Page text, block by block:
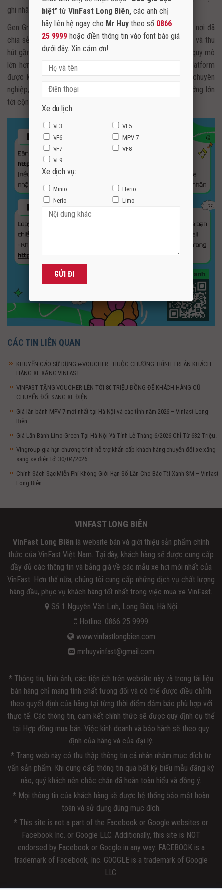
ghi nhânn từ các lượt xem thực tế.
Gen Green Platform là sự tiếp nối của nền tảng V-Creator, nơi đã
chia sẻ hơn 130.000 video với tổng cộng hơn 4 tỷ lượt xem và thu
hút gần 15.000 nhà sáng tạo nội dung. Với “phiên bản mới”, quy mô
lớn hơn, giao diện thân thiện và hiện đại hơn, Gen Green Platform
được kỳ vọng thu hút được nhiều nhà sáng tạo nội dung chuyên
nghiệp, các KOL, người nổi tiếng và những người có ảnh hưởng lớn
tới cộng đồng. /.
CÁC TIN LIÊN QUAN
KHUYẾN CÁO SỬ DỤNG e-VOUCHER THUỘC CHƯƠNG TRÌNH TRI ÂN KHÁCH
HÀNG XE XĂNG VINFAST
VINFAST TẶNG VOUCHER LÊN TỚI 80 TRIỆU ĐỒNG ĐỂ KHÁCH HÀNG CŨ
CHUYỂN ĐỔI SANG XE ĐIỆN
Giá lăn bánh MPV 7 mới nhất tại Hà Nội và các tỉnh năm 2026 – Vinfast Long
Biên
Giá Lăn Bánh Limo Green Tại Hà Nội Và Tỉnh Lẻ Tháng 6/2026 Chỉ Từ 632 Triệu.
Vingroup gia hạn chương trình hỗ trợ khẩn cấp khách hàng chuyển đổi xe xăng
sang xe điện tới 30/04/2026
Chính Sách Sạc Miễn Phí Không Giới Hạn Số Lần Cho Bác Tài Xanh SM – Vinfast
Long Biên
VINFAST LONG BIÊN
VinFast Long Biên là website bán và giới thiệu sản phẩm chính
thức của VinFast Việt Nam. Tại đây, khách hàng sẽ được cung cấp
đầy đủ các thông tin và bảng giá về các mẫu xe hơi mới nhất của
VinFast. Hơn thế nữa, chúng tôi cung cấp những dịch vụ chất lượng
hàng đầu, phục vụ khách hàng tốt nhất trong việc mua xe VinFast.
Số 1 Nguyễn Văn Linh, Long Biên, Hà Nội
Hotline: 0866 25 9999
www.vinfastlongbien.com
mrhuyvinfast@gmail.com
* Thông tin, hình ảnh, các tiện ích trên website này và trong tài liệu
bán hàng chỉ mang tính chất tương đối và có thể được điều chỉnh
theo quyết định của hãng tại từng thời điểm đảm bảo phù hợp với
thực tế. Các thông tin, cam kết chính thức sẽ được quy định cụ thể
tại Hợp đồng mua bán. Việc kinh doanh và bảo hành sẽ theo quy
định của hãng và của đại lý.
* Trang web này có thu thập thông tin cá nhân nhằm mục đích tư
vấn sản phẩm. Khi cung cấp thông tin qua bất kỳ biểu mẫu đăng ký
nào, quý khách nên chắc chắn đã hoàn toàn hiểu và đồng ý.
* Mọi thông tin của khách hàng sẽ được hệ thống bảo mật hoàn
toàn và sử dụng đúng mục đích.
* This site is not a part of the Facebook or Google websites or
Facebook Inc. or Google LLC. Additionally, this site is NOT
endorsed by Facebook or Google in any way. FACEBOOK is a
trademark of Facebook, Inc. GOOGLE is a trademark of Google
LLC.
biệt” từ VinFast Long Biên, các anh chị
hãy liên hệ ngay cho Mr Huy theo số 0866
25 9999 hoặc điền thông tin vào font báo giá
dưới đây. Xin cảm ơn!
Xe du lịch:
VF3
VF5
VF6
MPV 7
VF7
VF8
VF9
Xe dịch vụ:
Minio
Herio
Nerio
Limo